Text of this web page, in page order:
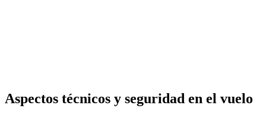
Aspectos técnicos y seguridad en el vuelo